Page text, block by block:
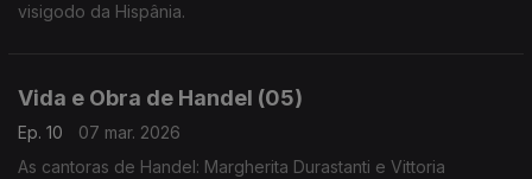
visigodo da Hispânia.
Vida e Obra de Handel (05)
Ep. 10
07 mar. 2026
As cantoras de Handel: Margherita Durastanti e Vittoria